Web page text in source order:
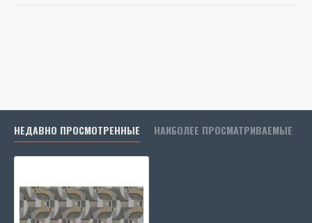
НЕДАВНО ПРОСМОТРЕННЫЕ НАИБОЛЕЕ ПРОСМАТРИВАЕМЫЕ